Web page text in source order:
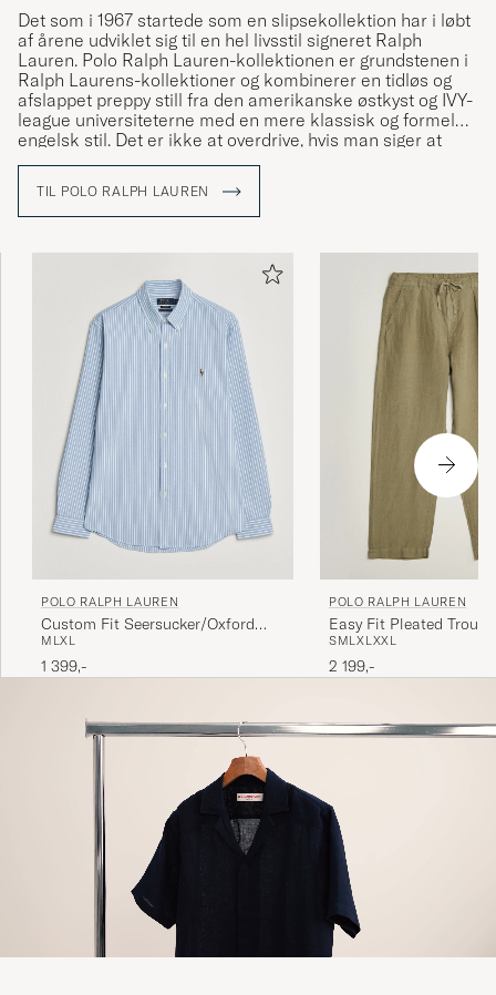
Det som i 1967 startede som en slipsekollektion har i løbt
af årene udviklet sig til en hel livsstil signeret Ralph
Lauren. Polo Ralph Lauren-kollektionen er grundstenen i
Ralph Laurens-kollektioner og kombinerer en tidløs og
afslappet preppy still fra den amerikanske østkyst og IVY-
league universiteterne med en mere klassisk og formel
engelsk stil. Det er ikke at overdrive, hvis man siger at
Ralph Lauren har været med til at definere den
TIL POLO RALPH LAUREN
POLO RALPH LAUREN
Custom Fit Seersucker/Oxford
Stripe Shirt Blue
M LXL
1 399,-
POLO RALPH LAUREN
Easy Fit Pleated
Green
SMLXLXXL
2 199,-